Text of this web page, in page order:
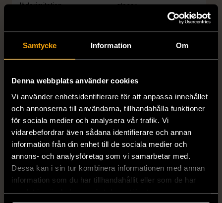
Samtycke Information Om
Denna webbplats använder cookies
Vi använder enhetsidentifierare för att anpassa innehållet
och annonserna till användarna, tillhandahålla funktioner
för sociala medier och analysera vår trafik. Vi
vidarebefordrar även sådana identifierare och annan
information från din enhet till de sociala medier och
annons- och analysföretag som vi samarbetar med.
Dessa kan i sin tur kombinera informationen med annan
information som du har tillhandahållit eller som de har
läderimitation
stenar
OKÄNT MÄRKE
Örhängen i sterlingsilver
1/5
OKÄNT MÄRKE
Armband med färgglada